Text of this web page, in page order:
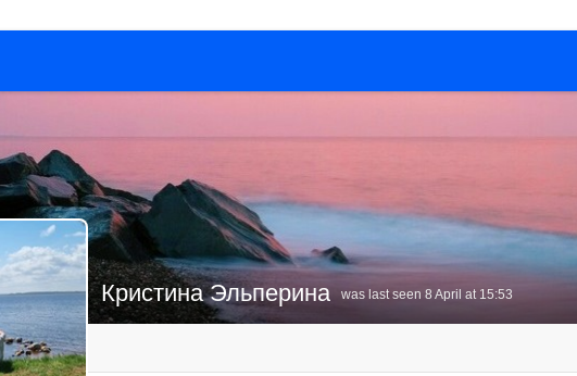
Кристина Эльперина was last seen 8 April at 15:53